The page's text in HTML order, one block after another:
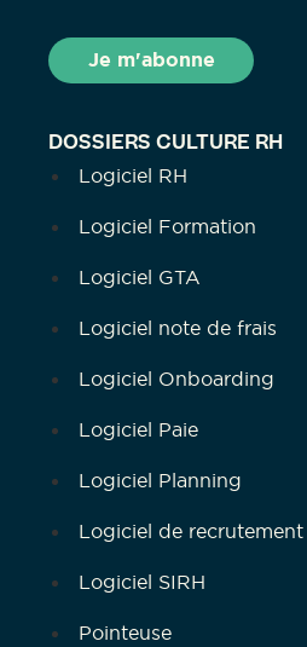
DOSSIERS CULTURE RH
Logiciel RH
Logiciel Formation
Logiciel GTA
Logiciel note de frais
Logiciel Onboarding
Logiciel Paie
Logiciel Planning
Logiciel de recrutement
Logiciel SIRH
Pointeuse